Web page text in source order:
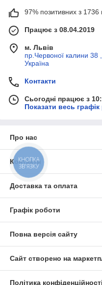
97% позитивних з 1736
Працює з 08.04.2019
м. Львів
пр.Червоної калини 38
Україна
Контакти
Сьогодні працює з
Показати весь
Про нас
Контакти
Доставка та оплата
Графік роботи
Повна версія сайту
Сайт створено на
Політика конфіденційності
КНОПКА
ЗВ'ЯЗКУ